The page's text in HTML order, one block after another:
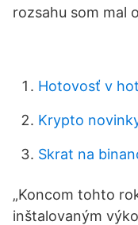
rozsahu som mal
Hotovosť v
Krypto
Skrat na
„Koncom tohto
inštalovaným